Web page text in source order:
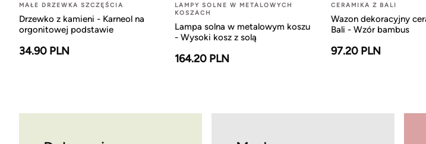
MAŁE DRZEWKA SZCZĘŚCIA
Drzewko z kamieni - Karneol na
orgonitowej podstawie
34.90 PLN
LAMPY SOLNE W METALOWYCH
KOSZACH
Lampa solna w metalowym koszu
- Wysoki kosz z solą
164.20 PLN
CERAMIKA Z BALI
Wazon dekoracyjny
Bali - Wzór bambus
97.20 PLN